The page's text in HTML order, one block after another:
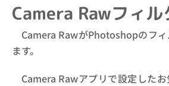
Camera Rawフィ
Camera RawがPhotoshopのフ
ます。
Camera Rawアプリで設定した